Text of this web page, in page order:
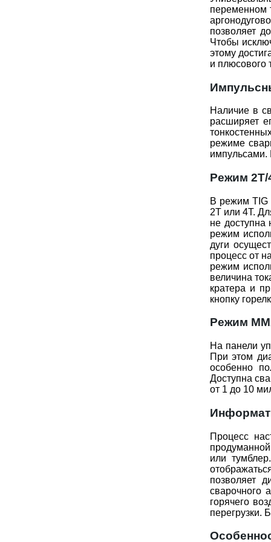
переменном
позволяет
Чтобы
этому
и плюсового
Наличие в
расширяет
режиме
импульсами.
Режим 2Т/
В режим TIG
2Т или 4Т.
не доступна
режим
дуги
процесс от
режим
величина
кратера и
кнопку
Режим
На панели
При этом
особенно
Доступна
от 1 до 10
Процесс
или
позволяет
сварочного
горячего
перегрузки.